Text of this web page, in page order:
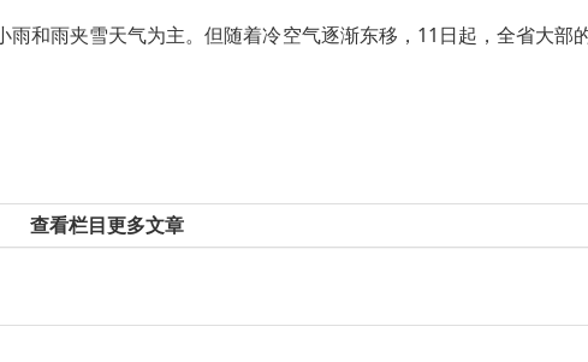
雨夹雪天气为主。但随着冷空气逐渐东移，11日起，全省大部
查看栏目更多文章